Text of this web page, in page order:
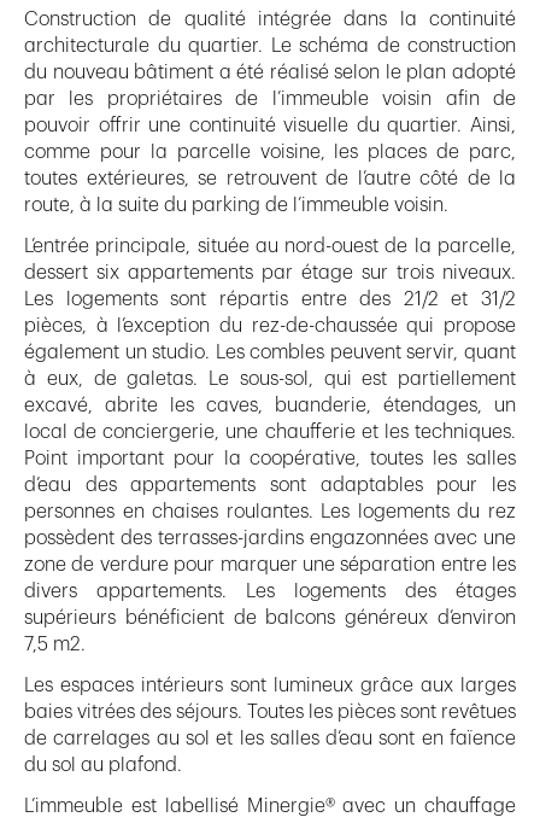
Construction de qualité intégrée dans la continuité
architecturale du quartier. Le schéma de construction
du nouveau bâtiment a été réalisé selon le plan adopté
par les propriétaires de l’immeuble voisin afin de
pouvoir offrir une continuité visuelle du quartier. Ainsi,
comme pour la parcelle voisine, les places de parc,
toutes extérieures, se retrouvent de l’autre côté de la
route, à la suite du parking de l’immeuble voisin.
L’entrée principale, située au nord-ouest de la parcelle,
dessert six appartements par étage sur trois niveaux.
Les logements sont répartis entre des 21/2 et 31/2
pièces, à l’exception du rez-de-chaussée qui propose
également un studio. Les combles peuvent servir, quant
à eux, de galetas. Le sous-sol, qui est partiellement
excavé, abrite les caves, buanderie, étendages, un
local de conciergerie, une chaufferie et les techniques.
Point important pour la coopérative, toutes les salles
d’eau des appartements sont adaptables pour les
personnes en chaises roulantes. Les logements du rez
possèdent des terrasses-jardins engazonnées avec une
zone de verdure pour marquer une séparation entre les
divers appartements. Les logements des étages
supérieurs bénéficient de balcons généreux d’environ
7,5 m2.
Les espaces intérieurs sont lumineux grâce aux larges
baies vitrées des séjours. Toutes les pièces sont revêtues
de carrelages au sol et les salles d’eau sont en faïence
du sol au plafond.
L’immeuble est labellisé Minergie® avec un chauffage